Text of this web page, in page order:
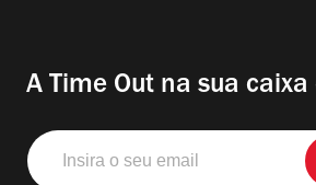
A Time Out na sua
Insira
o